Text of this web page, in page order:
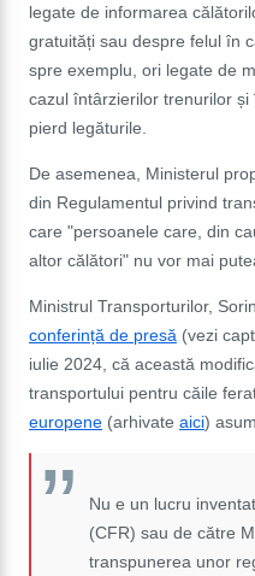
legate de informarea
gratuități sau despre felul în
spre exemplu, ori legate de
cazul întârzierilor trenurilor
pierd legăturile.
De asemenea, Ministerul
din Regulamentul privind
care "persoanele care, din
altor călători" nu vor mai
Ministrul Transporturilor,
conferință de presă (vezi
iulie 2024, că această
transportului pentru căile
europene (arhivate aici)
Nu e un lucru
(CFR) sau de către
transpunerea unor